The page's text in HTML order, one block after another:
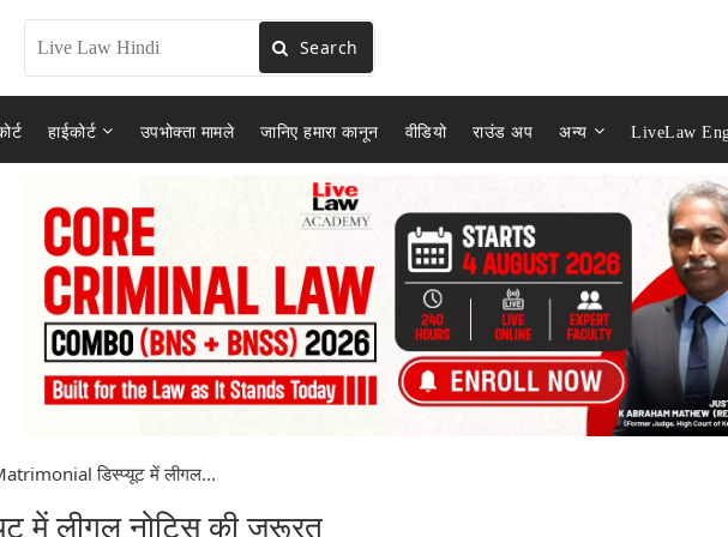
Search
हाईकोर्ट उपभोक्ता मामले जानिए हमारा कानून वीडियो राउंड अप अन्य LiveLaw
डिस्प्यूट में लीगल...
में लीगल नोटिस की जरूरत